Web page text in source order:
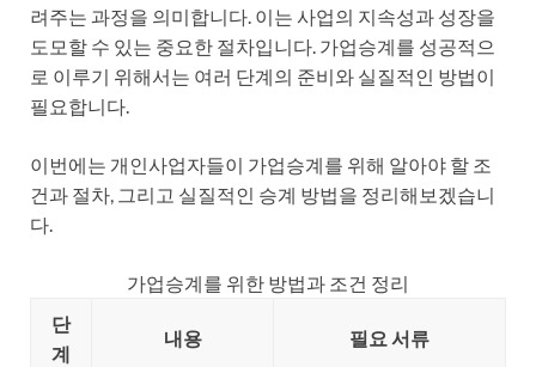
려주는 과정을 의미합니다. 이는 사업의 지속성과 성장을
도모할 수 있는 중요한 절차입니다. 가업승계를 성공적으
로 이루기 위해서는 여러 단계의 준비와 실질적인 방법이
필요합니다.
이번에는 개인사업자들이 가업승계를 위해 알아야 할 조
건과 절차, 그리고 실질적인 승계 방법을 정리해보겠습니
다.
가업승계를 위한 방법과 조건 정리
단
계
내용 필요 서류